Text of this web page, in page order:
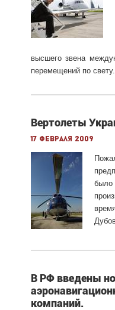
высшего звена
перемещений по свету.
Вертолеты
17 февраля 2009
В РФ введены
компаний.